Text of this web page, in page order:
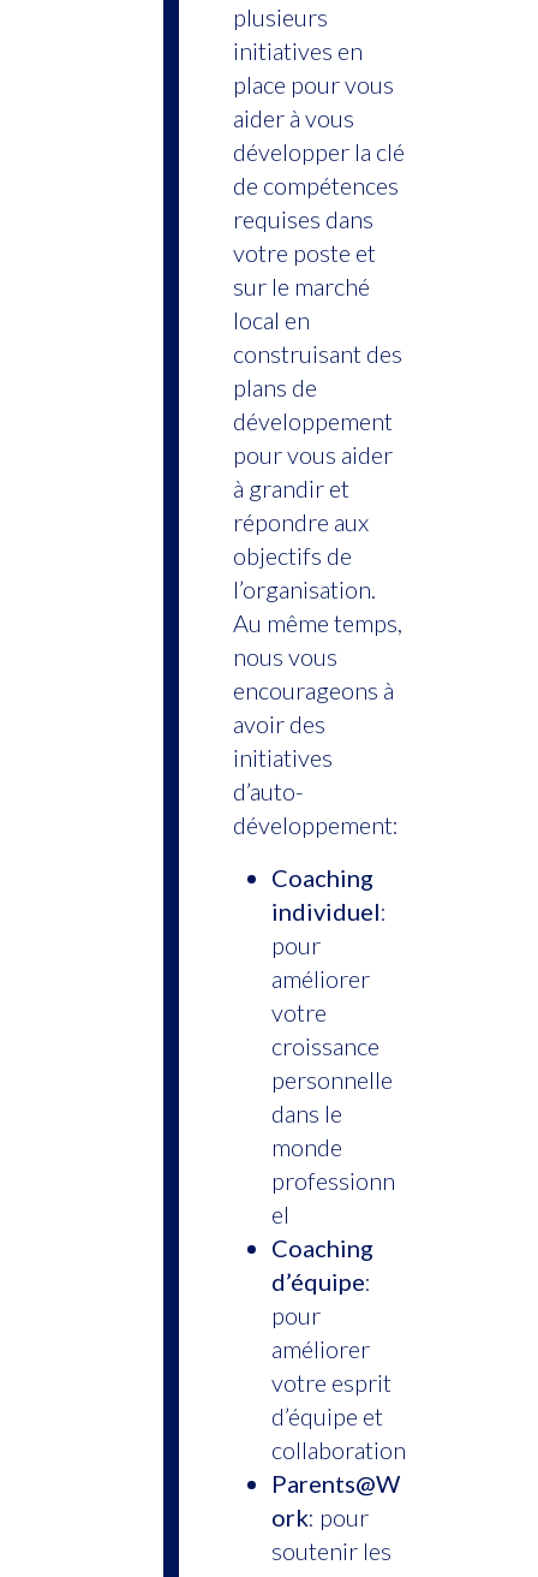
plusieurs
initiatives en
place pour vous
aider à vous
développer la clé
de compétences
requises dans
votre poste et
sur le marché
local en
construisant des
plans de
développement
pour vous aider
à grandir et
répondre aux
objectifs de
l’organisation.
Au même temps,
nous vous
encourageons à
avoir des
initiatives
d’auto-
développement:
Coaching
individuel:
pour
améliorer
votre
croissance
personnelle
dans le
monde
professionn
el
Coaching
d’équipe:
pour
améliorer
votre esprit
d’équipe et
collaboration
Parents@W
ork: pour
soutenir les